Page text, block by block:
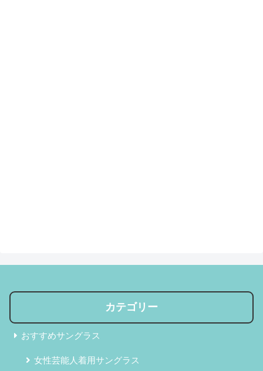
カテゴリー
おすすめサングラス
女性芸能人着用サングラス